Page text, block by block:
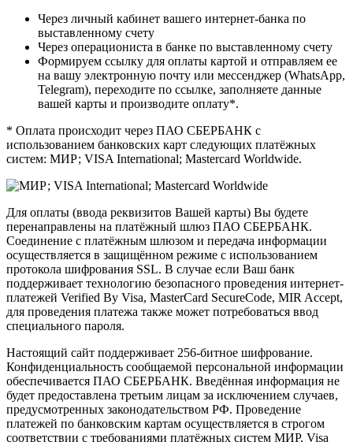
Через личный кабинет вашего интернет-банка по
выставленному счету
Через операциониста в банке по выставленному счету
Формируем ссылку для оплаты картой и отправляем ее
на вашу электронную почту или мессенджер (WhatsApp,
Telegram), переходите по ссылке, заполняете данные
вашей карты и производите оплату*.
* Оплата происходит через ПАО СБЕРБАНК с
использованием банковских карт следующих платёжных
систем: МИР; VISA International; Mastercard Worldwide.
Для оплаты (ввода реквизитов Вашей карты) Вы будете
перенаправлены на платёжный шлюз ПАО СБЕРБАНК.
Соединение с платёжным шлюзом и передача информации
осуществляется в защищённом режиме с использованием
протокола шифрования SSL. В случае если Ваш банк
поддерживает технологию безопасного проведения интернет-
платежей Verified By Visa, MasterCard SecureCode, MIR Accept,
для проведения платежа также может потребоваться ввод
специального пароля.
Настоящий сайт поддерживает 256-битное шифрование.
Конфиденциальность сообщаемой персональной информации
обеспечивается ПАО СБЕРБАНК. Введённая информация не
будет предоставлена третьим лицам за исключением случаев,
предусмотренных законодательством РФ. Проведение
платежей по банковским картам осуществляется в строгом
соответствии с требованиями платёжных систем МИР, Visa